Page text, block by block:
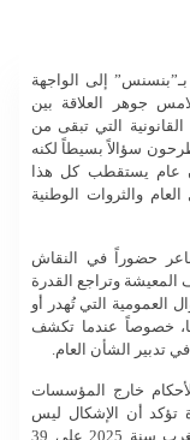
بـ”بنسنس” إلى الواجهة
جوهر العلاقة بين
التي تبقى من
سؤالاً بسيطاً لكنه
عام يستقطب كل هذا
والثروات الوطنية
حضوراً في النقاش
المعيشة وتراجع القدرة
العمومية التي تُهدر أو
خصوصاً عندما تكشف
تدبير الشأن العام.
الأحكام خارج المؤسسات
تؤكد أن الإشكال ليس